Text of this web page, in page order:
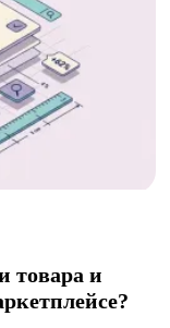
товара и